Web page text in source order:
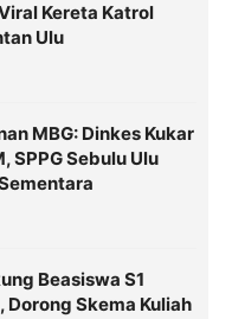
Kereta Katrol
Ulu
MBG: Dinkes Kukar
SPPG Sebulu Ulu
Beasiswa S1
Skema Kuliah